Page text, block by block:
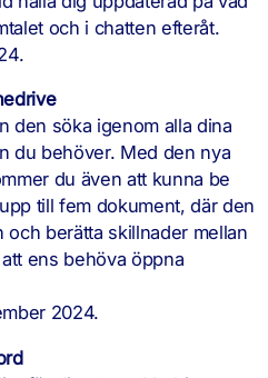
och i chatten efteråt.
den söka igenom alla dina
du behöver. Med den nya
du även att kunna be
till fem dokument, där den
berätta skillnader mellan
ens behöva öppna
2024.